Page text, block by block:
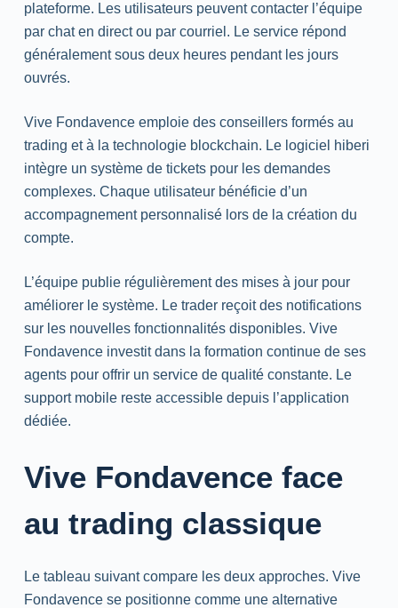
plateforme. Les utilisateurs peuvent contacter l’équipe
par chat en direct ou par courriel. Le service répond
généralement sous deux heures pendant les jours
ouvrés.
Vive Fondavence emploie des conseillers formés au
trading et à la technologie blockchain. Le logiciel hiberi
intègre un système de tickets pour les demandes
complexes. Chaque utilisateur bénéficie d’un
accompagnement personnalisé lors de la création du
compte.
L’équipe publie régulièrement des mises à jour pour
améliorer le système. Le trader reçoit des notifications
sur les nouvelles fonctionnalités disponibles. Vive
Fondavence investit dans la formation continue de ses
agents pour offrir un service de qualité constante. Le
support mobile reste accessible depuis l’application
dédiée.
Vive Fondavence face
au trading classique
Le tableau suivant compare les deux approches. Vive
Fondavence se positionne comme une alternative